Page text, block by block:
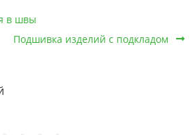
в швы
Подшивка изделий с подкладом